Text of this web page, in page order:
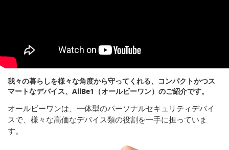
我々の暮らしを様々な角度から守ってくれる、コンパクトかつス
マートなデバイス、AllBe1（オールビーワン）のご紹介です。
オールビーワンは、一体型のパーソナルセキュリティデバイ
スで、様々な高価なデバイス類の役割を一手に担っていま
す。